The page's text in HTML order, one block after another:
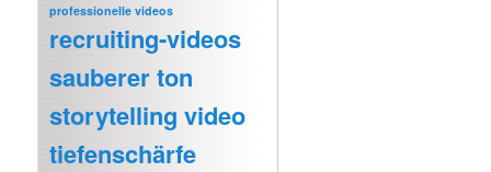
professionelle videos
recruiting-videos
sauberer ton
storytelling video
tiefenschärfe